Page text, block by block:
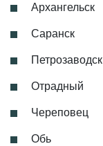
Архангельск
Саранск
Петрозаводск
Отрадный
Череповец
Обь